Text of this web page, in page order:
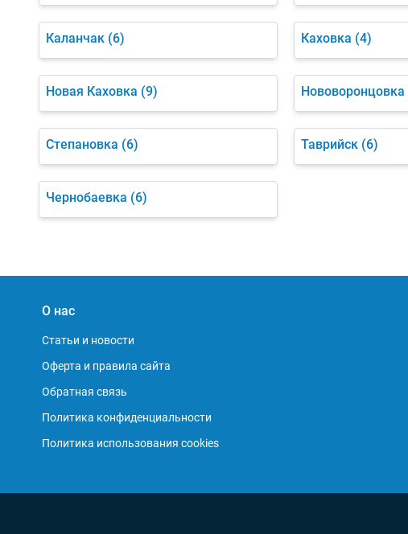
Каланчак (6) Каховка (4)
Новая Каховка (9) Нововоронцовка
Степановка (6) Таврийск (6)
Чернобаевка (6)
О нас
Статьи и новости
Оферта и правила сайта
Обратная связь
Политика конфиденциальности
Политика использования cookies